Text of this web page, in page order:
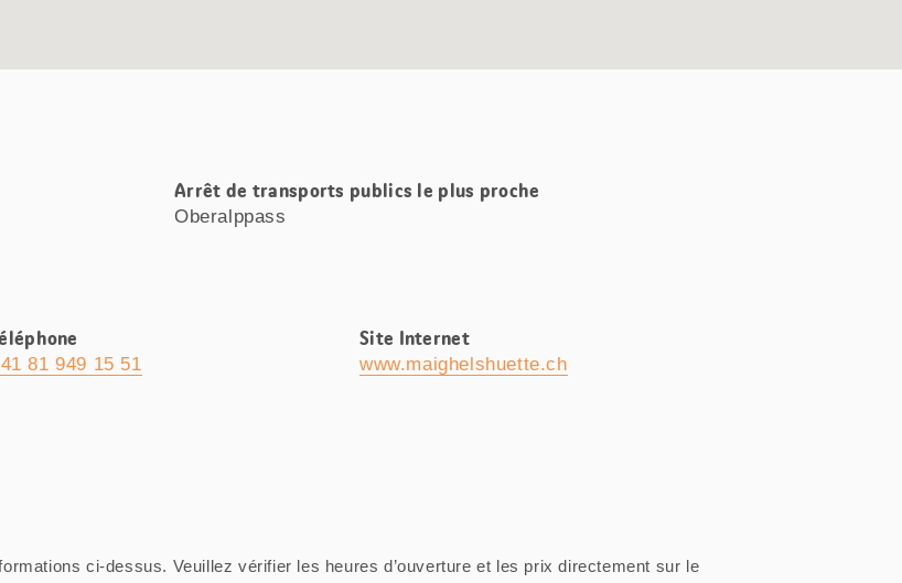
Arrêt de transports publics le plus proche
Oberalppass
81 949 15 51
Site Internet
www.maighelshuette.ch
ci-dessus. Veuillez vérifier les heures d’ouverture et les prix directement sur le